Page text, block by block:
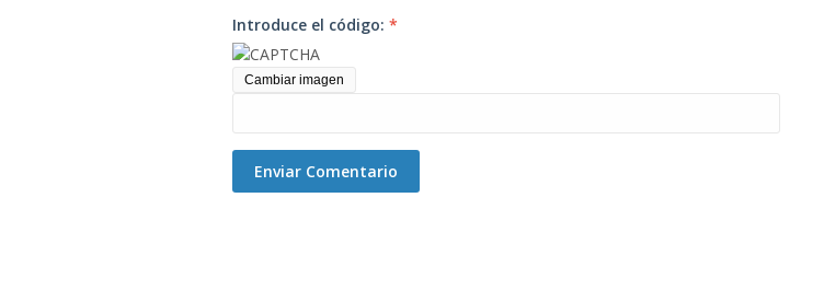
Introduce el código: *
Cambiar imagen
Enviar Comentario